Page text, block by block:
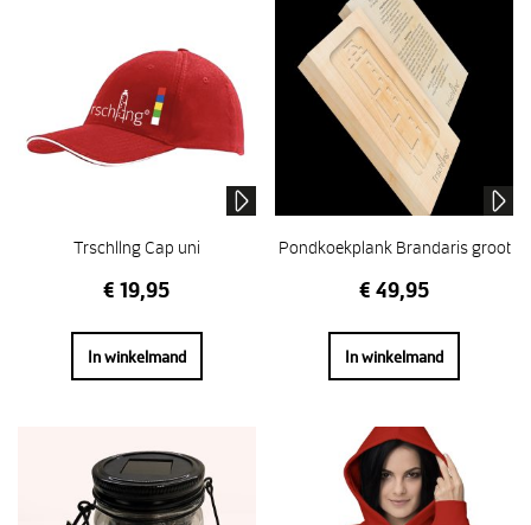
Trschllng Cap uni
€ 19,95
In winkelmand
Pondkoekplank Brandaris groot
€ 49,95
In winkelmand